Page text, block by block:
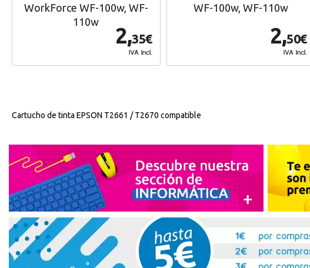
WorkForce WF-100w, WF-
110w
2,35€
IVA Incl.
WF-100w, WF-110w
2,50€
IVA Incl.
Cartucho de tinta EPSON T2661 / T2670 compatible